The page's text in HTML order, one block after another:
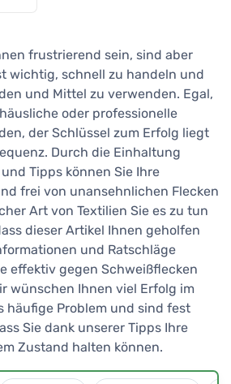
frustrierend sein, sind aber
wichtig, schnell zu handeln und
und Mittel zu verwenden. Egal,
oder professionelle
der Schlüssel zum Erfolg liegt
Durch die Einhaltung
Tipps können Sie Ihre
frei von unansehnlichen Flecken
Art von Textilien Sie es zu tun
dieser Artikel Ihnen geholfen
und Ratschläge
effektiv gegen Schweißflecken
wünschen Ihnen viel Erfolg im
häufige Problem und sind fest
Sie dank unserer Tipps Ihre
Zustand halten können.